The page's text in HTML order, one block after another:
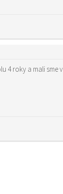
4 roky a mali